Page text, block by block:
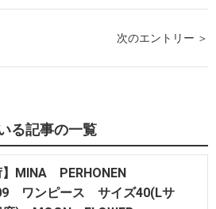
次のエントリー ＞
る記事の一覧
】MINA PERHONEN
ワンピース サイズ40(Lサ